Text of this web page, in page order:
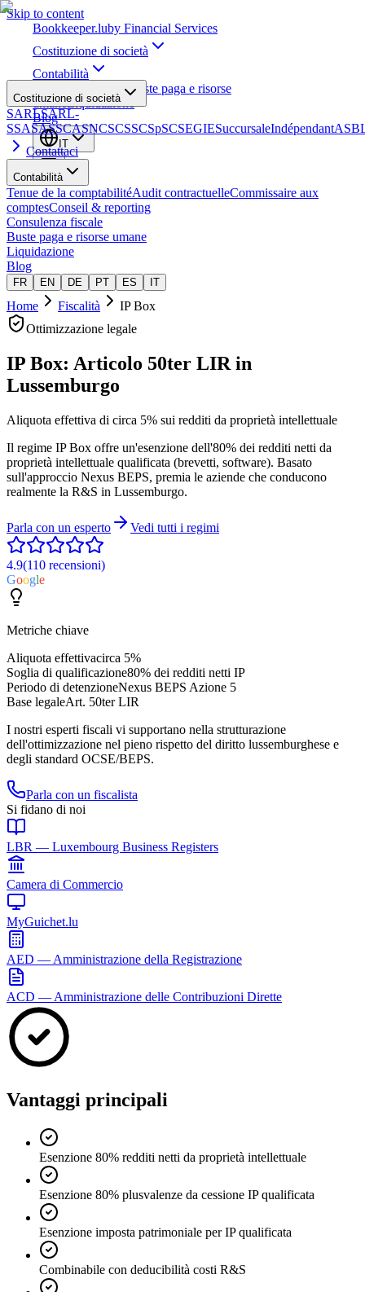
Skip to content
Bookkeeper.luby Financial Services
Costituzione di società
Contabilità
Consulenza fiscale Buste paga e risorse
umaneLiquidazione
Blog
IT
Costituzione di società
SARLSARL-
SSASASSCASNCSCSSCSpSCSEGIESuccursaleIndépendant
Contattaci
Contabilità
Tenue de la comptabilitéAudit contractuelleCommissaire aux
comptesConseil & reporting
Consulenza fiscale
Buste paga e risorse umane
Liquidazione
Blog
FR EN DE PT ES IT
Home Fiscalità
IP Box
Ottimizzazione legale
IP Box: Articolo 50ter LIR in
Lussemburgo
Aliquota effettiva di circa 5% sui redditi da proprietà intellettuale
Il regime IP Box offre un'esenzione dell'80% dei redditi netti da
proprietà intellettuale qualificata (brevetti, software). Basato
sull'approccio Nexus BEPS, premia le aziende che conducono
realmente la R&S in Lussemburgo.
Parla con un esperto Vedi tutti i regimi
4.9(110 recensioni)
Google
Metriche chiave
Aliquota effettivacirca 5%
Soglia di qualificazione80% dei redditi netti IP
Periodo di detenzioneNexus BEPS Azione 5
Base legaleArt. 50ter LIR
I nostri esperti fiscali vi supportano nella strutturazione
dell'ottimizzazione nel pieno rispetto del diritto lussemburghese e
degli standard OCSE/BEPS.
Parla con un fiscalista
Si fidano di noi
LBR — Luxembourg Business Registers
Camera di Commercio
MyGuichet.lu
AED — Amministrazione della Registrazione
ACD — Amministrazione delle Contribuzioni Dirette
Vantaggi principali
Esenzione 80% redditi netti da proprietà intellettuale
Esenzione 80% plusvalenze da cessione IP qualificata
Esenzione imposta patrimoniale per IP qualificata
Combinabile con deducibilità costi R&S